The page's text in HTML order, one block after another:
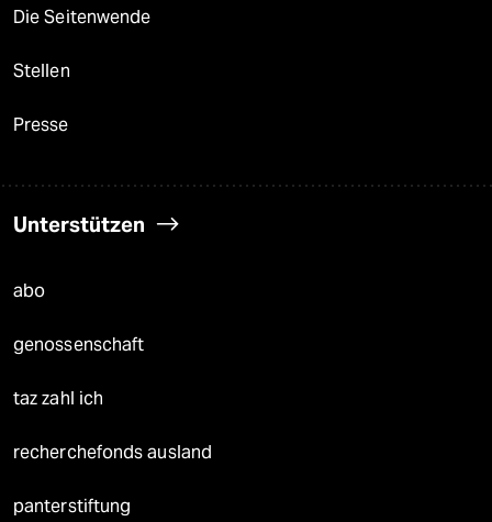
Die Seitenwende
Stellen
Presse
Unterstützen
abo
genossenschaft
taz zahl ich
recherchefonds ausland
panterstiftung